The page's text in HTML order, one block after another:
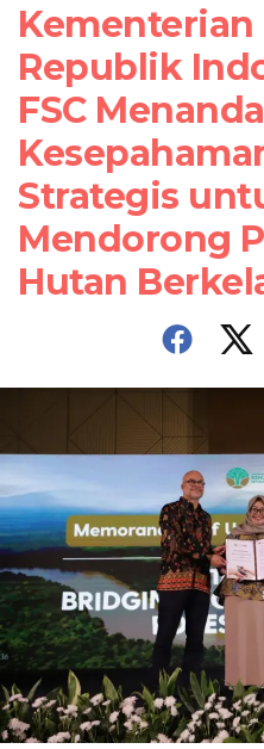
Republik
FSC
Strategis
Mendorong
Hutan